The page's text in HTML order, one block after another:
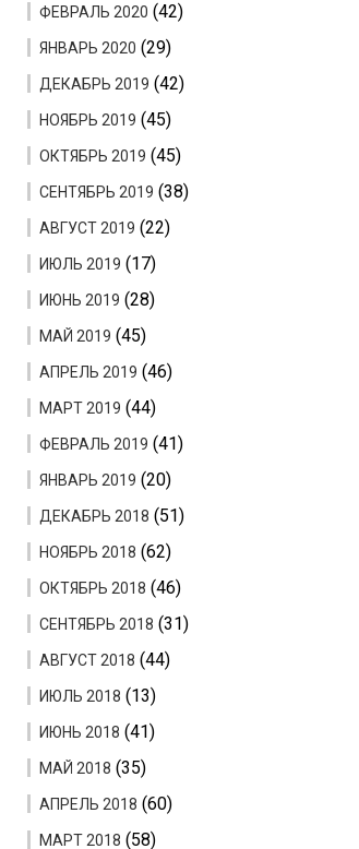
ФЕВРАЛЬ 2020 (42)
ЯНВАРЬ 2020 (29)
ДЕКАБРЬ 2019 (42)
НОЯБРЬ 2019 (45)
ОКТЯБРЬ 2019 (45)
СЕНТЯБРЬ 2019 (38)
АВГУСТ 2019 (22)
ИЮЛЬ 2019 (17)
ИЮНЬ 2019 (28)
МАЙ 2019 (45)
АПРЕЛЬ 2019 (46)
МАРТ 2019 (44)
ФЕВРАЛЬ 2019 (41)
ЯНВАРЬ 2019 (20)
ДЕКАБРЬ 2018 (51)
НОЯБРЬ 2018 (62)
ОКТЯБРЬ 2018 (46)
СЕНТЯБРЬ 2018 (31)
АВГУСТ 2018 (44)
ИЮЛЬ 2018 (13)
ИЮНЬ 2018 (41)
МАЙ 2018 (35)
АПРЕЛЬ 2018 (60)
МАРТ 2018 (58)